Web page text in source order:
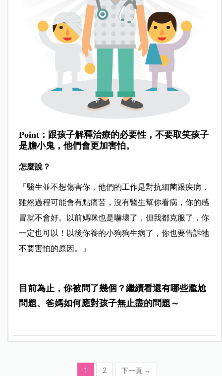
Point：跟孩子解釋治療的必要性，不要取笑孩子
是膽小鬼，他們會更加害怕。
怎麼說？
「醫生並不想傷害你，他們的工作是對抗細菌跟疾病，
雖然過程可能會有點痛苦，沒有醫生幫你看病，你的感
冒就不會好。以前媽咪也是嚇壞了，但我都克服了，你
一定也可以！以後你養的小狗狗生病了，你也要告訴牠
不要害怕的原因。」
目前為止，你被問了幾個？繼續看還有哪些尷尬
問題、爸媽如何應對孩子無止盡的問題～
1 2 下一頁 →